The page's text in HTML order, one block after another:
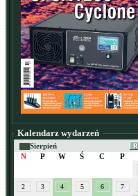
Kalendarz wydarzeń
Sierpień
N
P W Ś C P
2 3 4 5 6 7